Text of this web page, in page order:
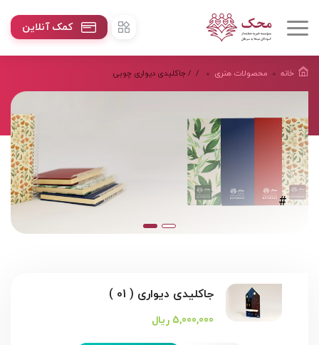
کمک آنلاین
خانه / محصولات هنرى / جاکلیدی دیواری چوبی
#
جاکلیدی دیواری ( 01 )
5,000,000 ریال